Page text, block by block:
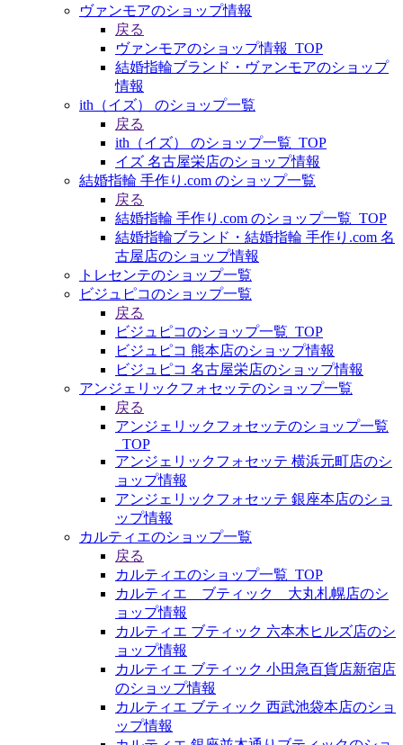
ヴァンモアのショップ情報
戻る
ヴァンモアのショップ情報_TOP
結婚指輪ブランド・ヴァンモアのショップ
情報
ith（イズ） のショップ一覧
戻る
ith（イズ） のショップ一覧_TOP
イズ 名古屋栄店のショップ情報
結婚指輪 手作り.com のショップ一覧
戻る
結婚指輪 手作り.com のショップ一覧_TOP
結婚指輪ブランド・結婚指輪 手作り.com 名
古屋店のショップ情報
トレセンテのショップ一覧
ビジュピコのショップ一覧
戻る
ビジュピコのショップ一覧_TOP
ビジュピコ 熊本店のショップ情報
ビジュピコ 名古屋栄店のショップ情報
アンジェリックフォセッテのショップ一覧
戻る
アンジェリックフォセッテのショップ一覧
_TOP
アンジェリックフォセッテ 横浜元町店のシ
ョップ情報
アンジェリックフォセッテ 銀座本店のショ
ップ情報
カルティエのショップ一覧
戻る
カルティエのショップ一覧_TOP
カルティエ ブティック 大丸札幌店のシ
ョップ情報
カルティエ ブティック 六本木ヒルズ店のシ
ョップ情報
カルティエ ブティック 小田急百貨店新宿店
のショップ情報
カルティエ ブティック 西武池袋本店のショ
ップ情報